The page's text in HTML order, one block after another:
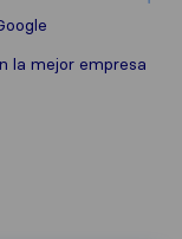
la mejor empresa